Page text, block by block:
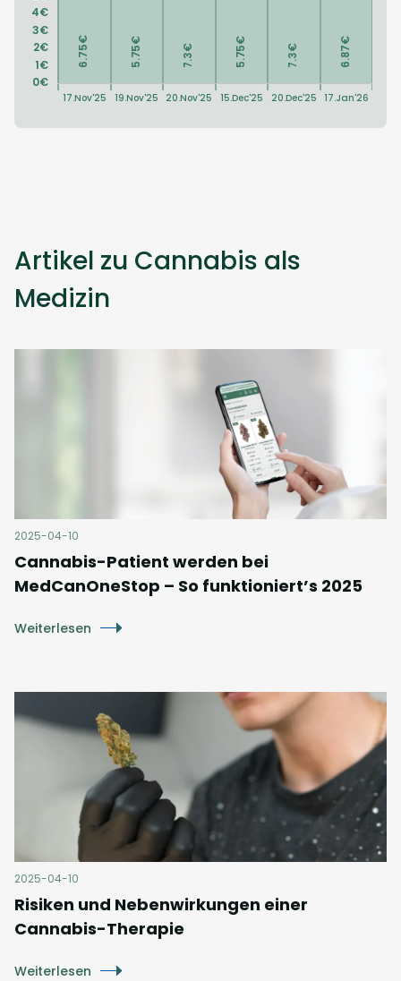
Artikel zu Cannabis als
Medizin
2025-04-10
Cannabis-Patient werden bei
MedCanOneStop – So funktioniert’s 2025
Weiterlesen
2025-04-10
Risiken und Nebenwirkungen einer
Cannabis-Therapie
Weiterlesen